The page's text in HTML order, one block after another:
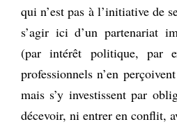
qui n’est pas à l’initiative de
s’agir ici d’un partenariat
(par intérêt politique, par
professionnels n’en
mais s’y investissent par
décevoir, ni entrer en conflit,